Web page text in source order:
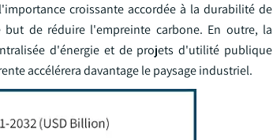
croissante accordée à la durabilité de
de réduire l'empreinte carbone. En outre, la
d'énergie et de projets d'utilité publique
accélérera davantage le paysage industriel.